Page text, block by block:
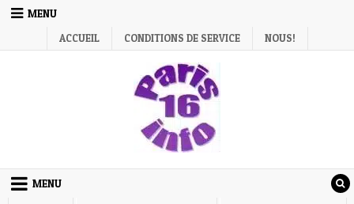
Skip
MENU
ACCUEIL
CONDITIONS DE SERVICE NOUS!
MENU